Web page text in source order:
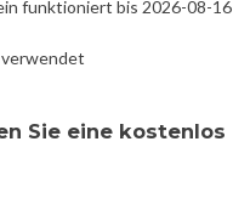
funktioniert bis 2026-08-16
Sie eine kostenlos